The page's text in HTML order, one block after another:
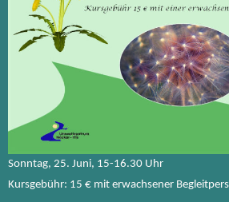
Sonntag, 25. Juni, 15-16.30 Uhr
Kursgebühr: 15 € mit erwachsener